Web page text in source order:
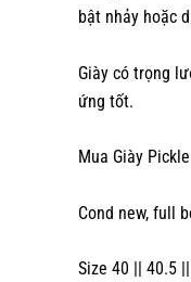
bật nhảy hoặc
Giày có trọng
ứng tốt.
Mua Giày
Cond new, full
Size 40 || 40.5